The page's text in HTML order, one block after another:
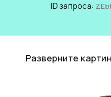
ID запроса:
Разверните